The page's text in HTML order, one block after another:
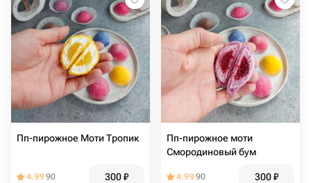
Пп-пирожное Моти Тропик
4.9990 300₽
Пп-пирожное моти
Смородиновый бум
4.9990 300₽